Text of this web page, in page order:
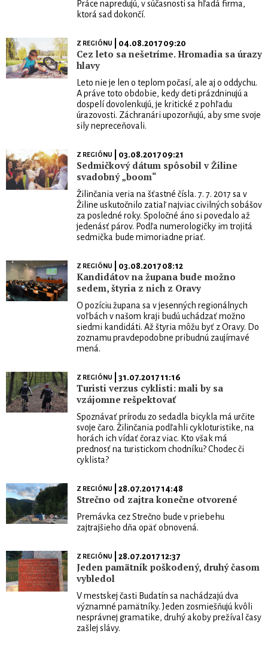
Práce napredujú, v súčasnosti sa hľadá firma,
ktorá sad dokončí.
Z REGIÓNU | 04.08.2017 09:20
Cez leto sa nešetríme. Hromadia sa úrazy
hlavy
Leto nie je len o teplom počasí, ale aj o oddychu.
A práve toto obdobie, kedy deti prázdninujú a
dospelí dovolenkujú, je kritické z pohľadu
úrazovosti. Záchranári upozorňujú, aby sme svoje
sily nepreceňovali.
Z REGIÓNU | 03.08.2017 09:21
Sedmičkový dátum spôsobil v Žiline
svadobný „boom“
Žilinčania veria na šťastné čísla. 7. 7. 2017 sa v
Žiline uskutočnilo zatiaľ najviac civilných sobášov
za posledné roky. Spoločné áno si povedalo až
jedenásť párov. Podľa numerologičky im trojitá
sedmička bude mimoriadne priať.
Z REGIÓNU | 03.08.2017 08:12
Kandidátov na župana bude možno
sedem, štyria z nich z Oravy
O pozíciu župana sa v jesenných regionálnych
voľbách v našom kraji budú uchádzať možno
siedmi kandidáti. Až štyria môžu byť z Oravy. Do
zoznamu pravdepodobne pribudnú zaujímavé
mená.
Z REGIÓNU | 31.07.2017 11:16
Turisti verzus cyklisti: mali by sa
vzájomne rešpektovať
Spoznávať prírodu zo sedadla bicykla má určite
svoje čaro. Žilinčania podľahli cykloturistike, na
horách ich vídať čoraz viac. Kto však má
prednosť na turistickom chodníku? Chodec či
cyklista?
Z REGIÓNU | 28.07.2017 14:48
Strečno od zajtra konečne otvorené
Premávka cez Strečno bude v priebehu
zajtrajšieho dňa opäť obnovená.
Z REGIÓNU | 28.07.2017 12:37
Jeden pamätník poškodený, druhý časom
vybledol
V mestskej časti Budatín sa nachádzajú dva
významné pamätníky. Jeden zosmiešňujú kvôli
nesprávnej gramatike, druhý akoby prežíval časy
zašlej slávy.